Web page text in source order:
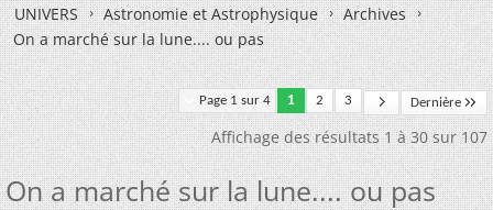
UNIVERS
Astronomie et Astrophysique
Archives
On a marché sur la lune.... ou pas
Page 1 sur 4 1 2 3 Dernière
Affichage des résultats 1 à 30 sur 107
On a marché sur la lune.... ou pas